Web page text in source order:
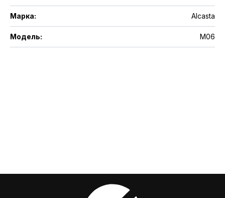
Марка: Alcasta
Модель: M06